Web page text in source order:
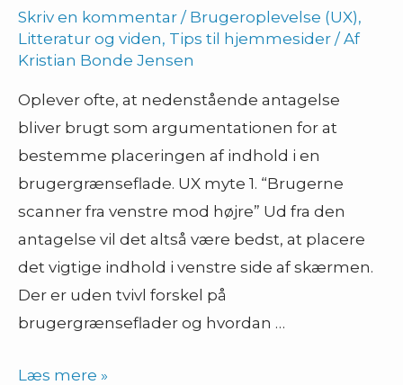
Skriv en kommentar / Brugeroplevelse (UX),
Litteratur og viden, Tips til hjemmesider / Af
Kristian Bonde Jensen
Oplever ofte, at nedenstående antagelse
bliver brugt som argumentationen for at
bestemme placeringen af indhold i en
brugergrænseflade. UX myte 1. “Brugerne
scanner fra venstre mod højre” Ud fra den
antagelse vil det altså være bedst, at placere
det vigtige indhold i venstre side af skærmen.
Der er uden tvivl forskel på
brugergrænseflader og hvordan …
UX
Læs mere »